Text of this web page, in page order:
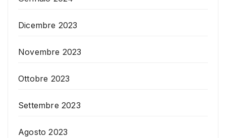
Dicembre 2023
Novembre 2023
Ottobre 2023
Settembre 2023
Agosto 2023